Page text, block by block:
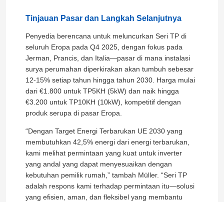
Inverter Frekuensi Vektor
Inverter Frekuensi PKS
Variable Frequency Drive untuk Crane
Stasiun pengisian daya EV penyimpanan energi
Tinjauan Pasar dan Langkah Selanjutnya
Penyedia berencana untuk meluncurkan Seri TP di
seluruh Eropa pada Q4 2025, dengan fokus pada
Jerman, Prancis, dan Italia—pasar di mana instalasi
surya perumahan diperkirakan akan tumbuh sebesar
12-15% setiap tahun hingga tahun 2030. Harga mulai
dari €1.800 untuk TP5KH (5kW) dan naik hingga
€3.200 untuk TP10KH (10kW), kompetitif dengan
produk serupa di pasar Eropa.
“Dengan Target Energi Terbarukan UE 2030 yang
membutuhkan 42,5% energi dari energi terbarukan,
kami melihat permintaan yang kuat untuk inverter
yang andal yang dapat menyesuaikan dengan
kebutuhan pemilik rumah,” tambah Müller. “Seri TP
adalah respons kami terhadap permintaan itu—solusi
yang efisien, aman, dan fleksibel yang membantu